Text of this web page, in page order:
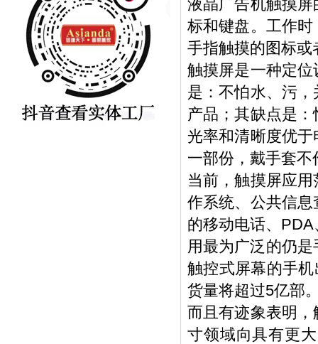
液晶广告机触摸
标和键盘。工作
手指触摸的图标
触摸屏是一种定
是：不怕水、污
产品；其缺点是
光率和清晰度优
一部份，戴手套
当前，触摸屏应
作系统、公共信
的移动电话、
用最为广泛的仍
触控式屏幕的手
货量将超过5亿部
而且有迹象表明
寸领域向具有更